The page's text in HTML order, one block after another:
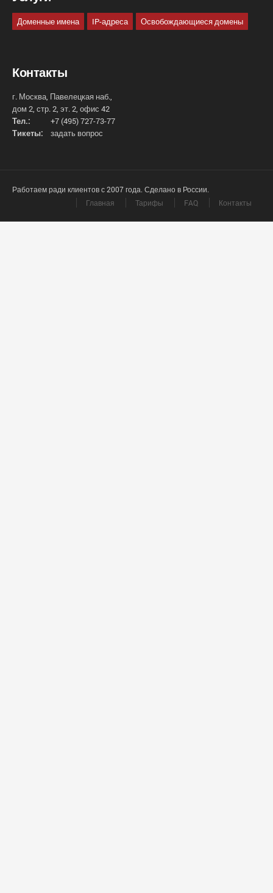
Доменные имена IP-адреса Освобождающиеся домены
Контакты
г. Москва, Павелецкая наб.,
дом 2, стр. 2, эт. 2, офис 42
Тел.:
+7 (495) 727-73-77
Тикеты:
задать вопрос
Работаем ради клиентов с 2007 года. Сделано в России.
Главная
Тарифы FAQ Контакты